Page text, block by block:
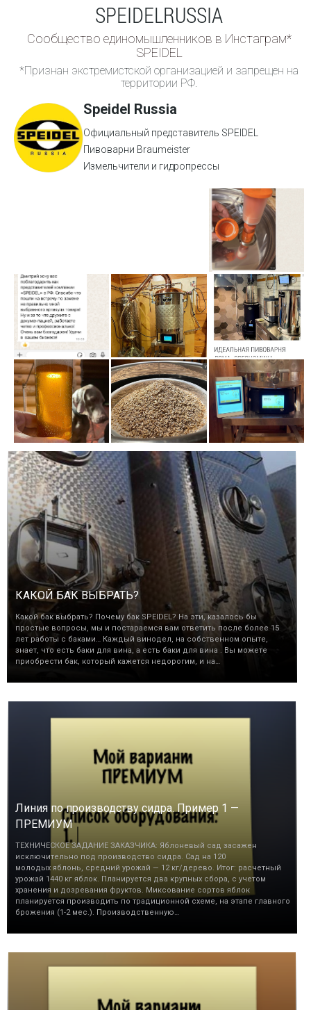
SPEIDELRUSSIA
Сообщество единомышленников в Инстаграм*
SPEIDEL
*Признан экстремистской организацией и запрещен на
территории РФ.
Speidel Russia
Официальный представитель SPEIDEL
Пивоварни Braumeister
Измельчители и гидропрессы
КАКОЙ БАК ВЫБРАТЬ?
Какой бак выбрать? Почему бак SPEIDEL? На эти, казалось бы
простые вопросы, мы и постараемся вам ответить после более 15
лет работы с баками… Каждый винодел, на собственном опыте,
знает, что есть баки для вина, а есть баки для вина . Вы можете
приобрести бак, который кажется недорогим, и на…
Линия по производству сидра. Пример 1 —
ПРЕМИУМ
ТЕХНИЧЕСКОЕ ЗАДАНИЕ ЗАКАЗЧИКА: Яблоневый сад засажен
исключительно под производство сидра. Сад на 120
молодых яблонь, средний урожай — 12 кг/дерево. Итог: расчетный
урожай 1440 кг яблок. Планируется два крупных сбора, с учетом
хранения и дозревания фруктов. Миксование сортов яблок
планируется производить по традиционной схеме, на этапе главного
брожения (1-2 мес.). Производственную…